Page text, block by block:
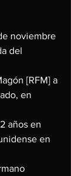
noviembre
del
[RFM] a
en
años en
en